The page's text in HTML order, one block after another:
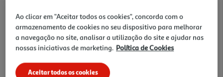
19,76 €
Notas de preparação
Ao clicar em "Aceitar todos os cookies", concorda com o
armazenamento de cookies no seu dispositivo para melhorar
a navegação no site, analisar a utilização do site e ajudar nas
nossas iniciativas de marketing. Política de Cookies
Aceitar todos os cookies